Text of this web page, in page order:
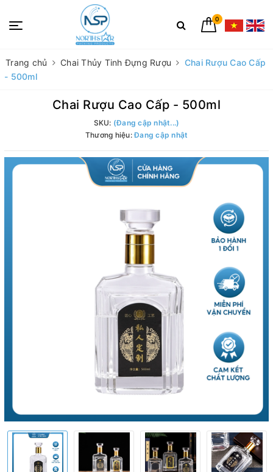
0
Trang chủ Chai Thủy Tinh Đựng Rượu
Chai Rượu Cao Cấp
- 500ml
Chai Rượu Cao Cấp - 500ml
SKU: (Đang cập nhật...)
Thương hiệu:Đang cập nhật